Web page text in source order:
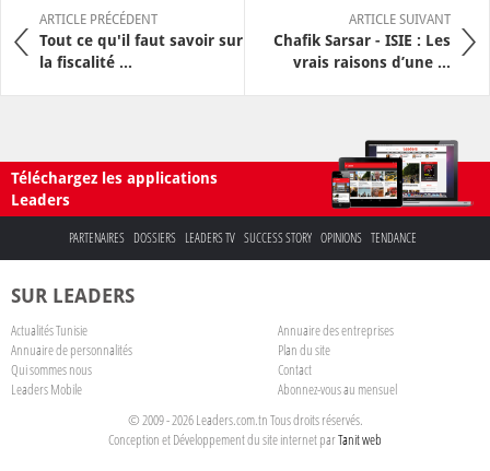
ARTICLE PRÉCÉDENT
Tout ce qu'il faut savoir sur
la fiscalité ...
ARTICLE SUIVANT
Chafik Sarsar - ISIE : Les
vrais raisons d’une ...
Téléchargez les applications
Leaders
PARTENAIRES DOSSIERS LEADERS TV SUCCESS STORY OPINIONS TENDANCE
SUR LEADERS
Actualités Tunisie
Annuaire des entreprises
Annuaire de personnalités
Plan du site
Qui sommes nous
Contact
Leaders Mobile
Abonnez-vous au mensuel
© 2009 - 2026 Leaders.com.tn Tous droits réservés.
Conception et Développement du site internet parTanit web